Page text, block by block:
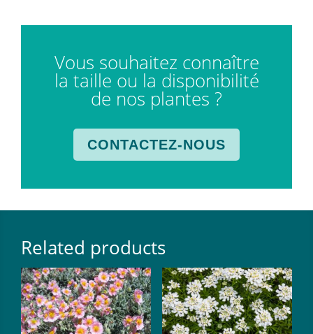
Vous souhaitez connaître
la taille ou la disponibilité
de nos plantes ?
CONTACTEZ-NOUS
Related products